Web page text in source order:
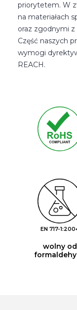
priorytetem. W
na materiałach
oraz zgodnymi
Część naszych
wymogi
REACH.
EN 717-
wolny od